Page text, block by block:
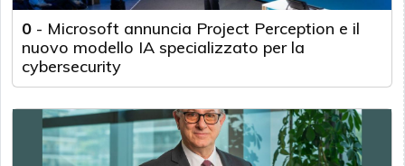
0 - Microsoft annuncia Project Perception e il
nuovo modello IA specializzato per la
cybersecurity